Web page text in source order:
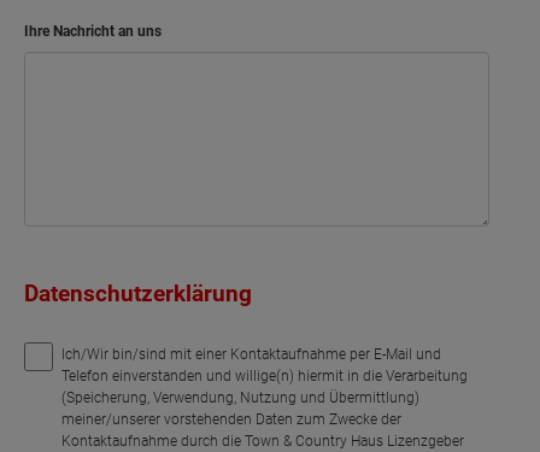
Ihre Nachricht an uns
Datenschutzerklärung
Ich/Wir bin/sind mit einer Kontaktaufnahme per E-Mail und
Telefon einverstanden und willige(n) hiermit in die Verarbeitung
(Speicherung, Verwendung, Nutzung und Übermittlung)
meiner/unserer vorstehenden Daten zum Zwecke der
Kontaktaufnahme durch die Town & Country Haus Lizenzgeber